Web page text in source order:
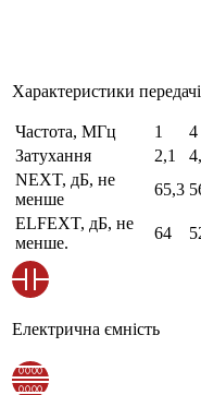
Характеристики
Частота, МГц 1 4
Затухання
2,1
NEXT, дБ, не
менше
65,3
ELFEXT, дБ, не
менше.
64
Електрична ємність